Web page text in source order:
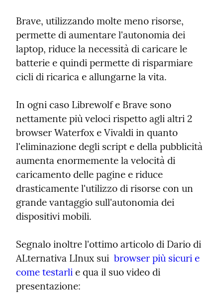
Brave, utilizzando molte meno risorse,
permette di aumentare l'autonomia dei
laptop, riduce la necessità di caricare le
batterie e quindi permette di risparmiare
cicli di ricarica e allungarne la vita.
In ogni caso Librewolf e Brave sono
nettamente più veloci rispetto agli altri 2
browser Waterfox e Vivaldi in quanto
l'eliminazione degli script e della pubblicità
aumenta enormemente la velocità di
caricamento delle pagine e riduce
drasticamente l'utilizzo di risorse con un
grande vantaggio sull'autonomia dei
dispositivi mobili.
Segnalo inoltre l'ottimo articolo di Dario di
ALternativa LInux sui browser più sicuri e
come testarli e qua il suo video di
presentazione: